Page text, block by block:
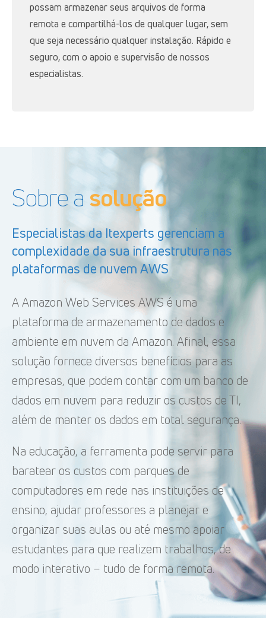
possam armazenar seus arquivos de forma
remota e compartilhá-los de qualquer lugar, sem
que seja necessário qualquer instalação. Rápido e
seguro, com o apoio e supervisão de nossos
especialistas.
Sobre a solução
Especialistas da Itexperts gerenciam a
complexidade da sua infraestrutura nas
plataformas de nuvem AWS
A Amazon Web Services AWS é uma
plataforma de armazenamento de dados e
ambiente em nuvem da Amazon. Afinal, essa
solução fornece diversos benefícios para as
empresas, que podem contar com um banco de
dados em nuvem para reduzir os custos de TI,
além de manter os dados em total segurança.
Na educação, a ferramenta pode servir para
baratear os custos com parques de
computadores em rede nas instituições de
ensino, ajudar professores a planejar e
organizar suas aulas ou até mesmo apoiar
estudantes para que realizem trabalhos, de
modo interativo – tudo de forma remota.